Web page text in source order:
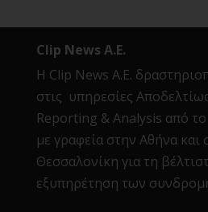
Clip News A.E.
Η Clip News A.E.
στις υπηρεσίες
Reporting & Analysis από
με γραφεία στην Αθήνα και
Θεσσαλονίκη για τη
εξυπηρέτηση των